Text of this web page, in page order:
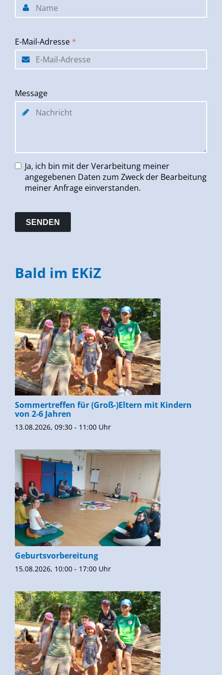
E-Mail-Adresse *
Message
Ja, ich bin mit der Verarbeitung meiner
angegebenen Daten zum Zweck der Bearbeitung
meiner Anfrage einverstanden.
Bald im EKiZ
Sommertreffen für (Groß-)Eltern mit Kindern
von 2-6 Jahren
13.08.2026, 09:30 - 11:00 Uhr
Geburtsvorbereitung
15.08.2026, 10:00 - 17:00 Uhr